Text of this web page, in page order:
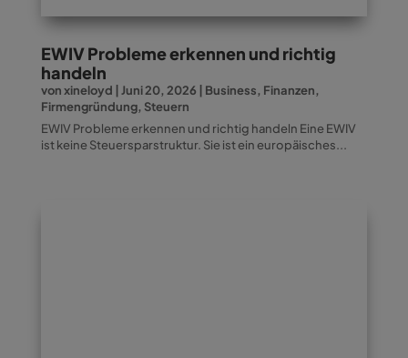
EWIV Probleme erkennen und richtig
handeln
vonxineloyd Juni 20, 2026 Business, Finanzen,
Firmengründung, Steuern
EWIV Probleme erkennen und richtig handeln Eine EWIV
ist keine Steuersparstruktur. Sie ist ein europäisches...